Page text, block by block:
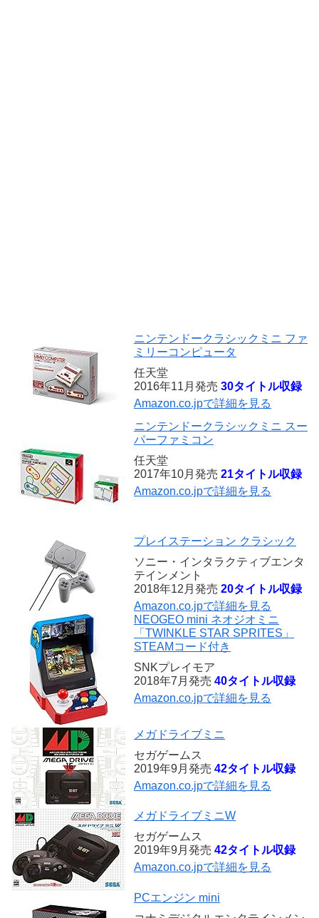
ニンテンドークラシックミニ ファ
ミリーコンピュータ
任天堂
2016年11月発売 30タイトル収録
Amazon.co.jpで詳細を見る
ニンテンドークラシックミニ スー
パーファミコン
任天堂
2017年10月発売 21タイトル収録
Amazon.co.jpで詳細を見る
プレイステーション クラシック
ソニー・インタラクティブエンタ
テインメント
2018年12月発売 20タイトル収録
Amazon.co.jpで詳細を見る
NEOGEO mini ネオジオミニ
「TWINKLE STAR SPRITES」
STEAMコード付き
SNKプレイモア
2018年7月発売 40タイトル収録
Amazon.co.jpで詳細を見る
メガドライブミニ
セガゲームス
2019年9月発売 42タイトル収録
Amazon.co.jpで詳細を見る
メガドライブミニW
セガゲームス
2019年9月発売 42タイトル収録
Amazon.co.jpで詳細を見る
PCエンジン mini